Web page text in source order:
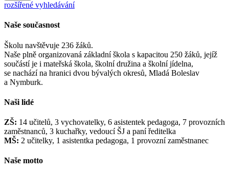
rozšířené vyhledávání
Naše současnost
Školu navštěvuje 236 žáků.
Naše plně organizovaná základní škola s kapacitou 250 žáků, jejíž
součástí je i mateřská škola, školní družina a školní jídelna,
se nachází na hranici dvou bývalých okresů, Mladá Boleslav
a Nymburk.
Naši lidé
ZŠ: 14 učitelů, 3 vychovatelky, 6 asistentek pedagoga, 7 provozních
zaměstnanců, 3 kuchařky, vedoucí ŠJ a paní ředitelka
MŠ: 2 učitelky, 1 asistentka pedagoga, 1 provozní zaměstnanec
Naše motto